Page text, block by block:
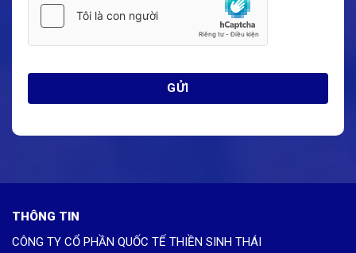
THÔNG TIN
CÔNG TY CỔ PHẦN QUỐC TẾ THIỀN SINH THÁI